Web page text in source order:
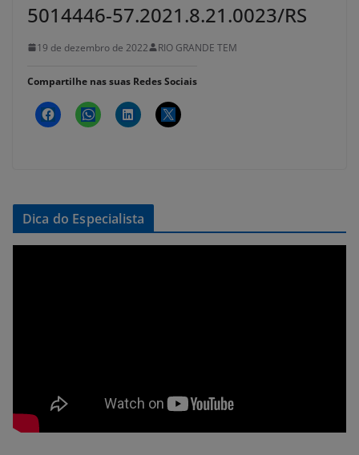
5014446-57.2021.8.21.0023/RS
19 de dezembro de 2022 RIO GRANDE TEM
Compartilhe nas suas Redes Sociais
Dica do Especialista